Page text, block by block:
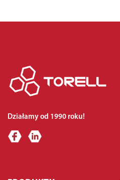
Działamy od 1990 roku!